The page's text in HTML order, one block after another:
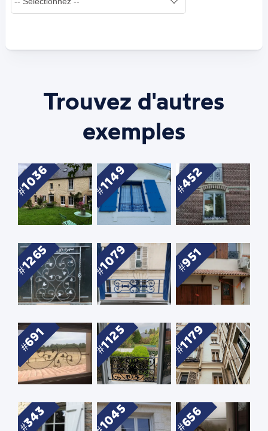
Trouvez d'autres
exemples
1036 1149 452
1265 1079 951
691 1125 1179
343 1045 656